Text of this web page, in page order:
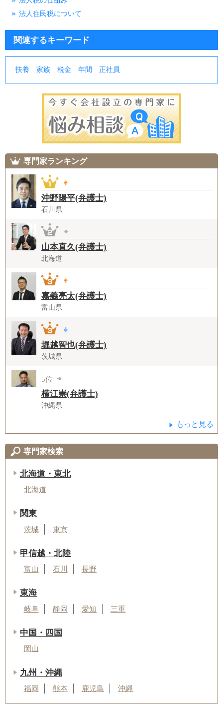
法人住民税について
関連するキーワード
扶養 家族 税金 年間 正社員
専門家ランキング
沖野陽平(弁護士)
石川県
山本直久(弁護士)
北海道
嘉義亮太(弁護士)
富山県
堀越智也(弁護士)
茨城県
5位
横江崇(弁護士)
沖縄県
もっと見る
専門家検索
北海道・東北
北海道
関東
茨城 東京
甲信越・北陸
富山 石川 長野
東海
岐阜 静岡 愛知 三重
中国・四国
岡山
九州・沖縄
福岡 熊本 鹿児島 沖縄